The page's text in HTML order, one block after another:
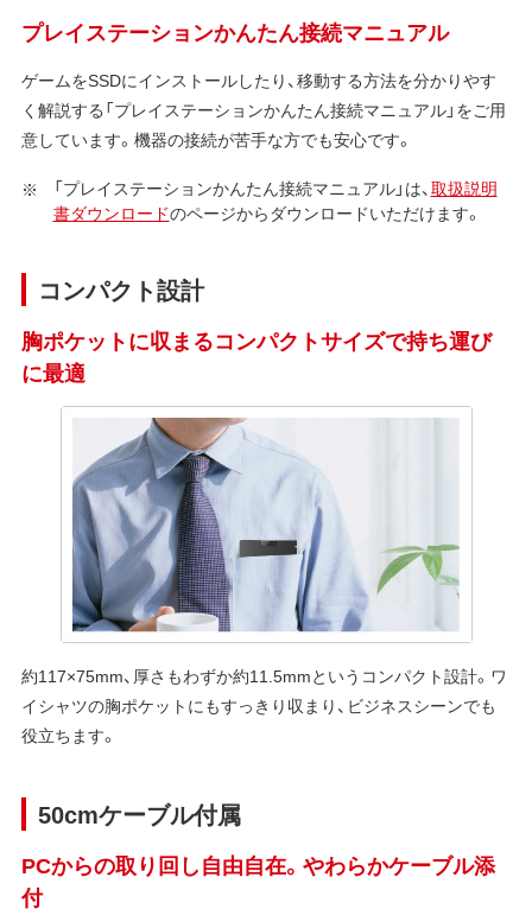
プレイステーションかんたん接続マニュアル
ゲームをSSDにインストールしたり、移動する方法を分かりやす
く解説する「プレイステーションかんたん接続マニュアル」をご用
意しています。機器の接続が苦手な方でも安心です。
「プレイステーションかんたん接続マニュアル」は、取扱説明
書ダウンロードのページからダウンロードいただけます。
コンパクト設計
胸ポケットに収まるコンパクトサイズで持ち運び
に最適
約117×75mm、厚さもわずか約11.5mmというコンパクト設計。ワ
イシャツの胸ポケットにもすっきり収まり、ビジネスシーンでも
役立ちます。
50cmケーブル付属
PCからの取り回し自由自在。やわらかケーブル添
付